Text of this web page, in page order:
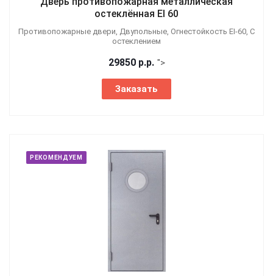
остеклённая EI 60
Противопожарные двери, Двупольные, Огнестойкость EI-60, С
остеклением
29850 р.р. ">
Заказать
РЕКОМЕНДУЕМ